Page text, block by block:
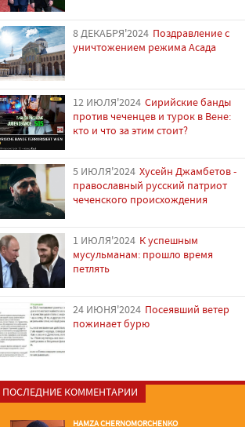
8 ДЕКАБРЯ'2024 Поздравление с
уничтожением режима Асада
12 ИЮЛЯ'2024 Сирийские банды
против чеченцев и турок в Вене:
кто и что за этим стоит?
5 ИЮЛЯ'2024 Хусейн Джамбетов -
православный русский патриот
чеченского происхождения
1 ИЮЛЯ'2024 К успешным
мусульманам: прошло время
петлять
24 ИЮНЯ'2024 Посеявший ветер
пожинает бурю
ПОСЛЕДНИЕ КОММЕНТАРИИ
HAMZA CHERNOMORCHENKO